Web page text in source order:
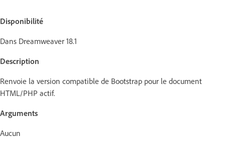
Disponibilité
Dans Dreamweaver 18.1
Description
Renvoie la version compatible de Bootstrap pour le document
HTML/PHP actif.
Arguments
Aucun